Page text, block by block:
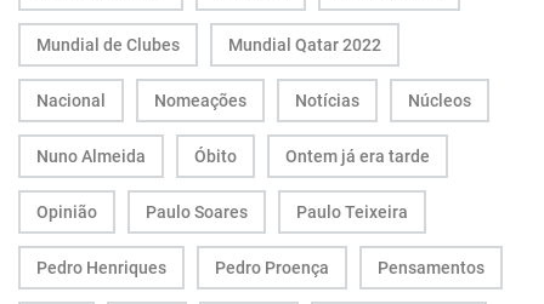
Mundial de Clubes Mundial Qatar 2022
Nacional Nomeações Notícias Núcleos
Nuno Almeida Óbito Ontem já era tarde
Opinião Paulo Soares Paulo Teixeira
Pedro Henriques Pedro Proença Pensamentos